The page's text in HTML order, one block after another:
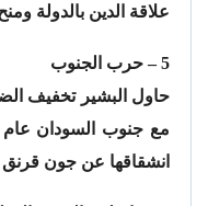
علاقة الدين بالدولة
5 – حرب الجنوب
حاول البشير تخفيف
انشقاقها عن جون قرنق عام